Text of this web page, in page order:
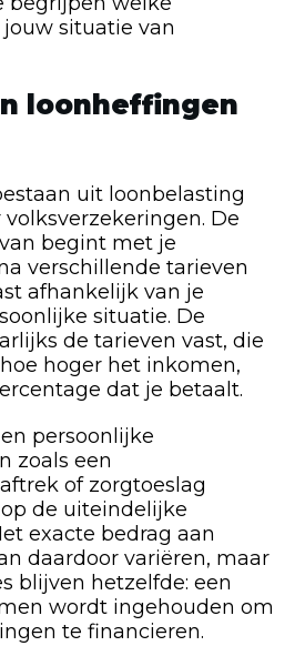
situatie van
loonheffingen
uit loonbelasting
De
begint met je
verschillende tarieven
afhankelijk van je
situatie. De
de tarieven vast, die
hoger het inkomen,
dat je betaalt.
persoonlijke
zoals een
of zorgtoeslag
de uiteindelijke
exacte bedrag aan
daardoor variëren, maar
blijven hetzelfde: een
wordt ingehouden om
te financieren.